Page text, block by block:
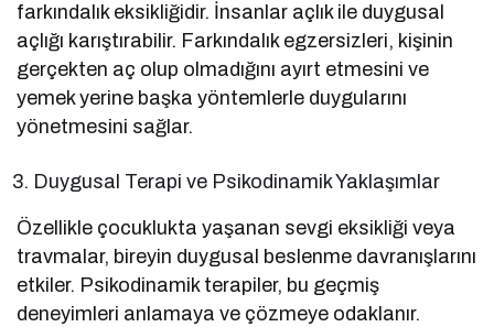
farkındalık eksikliğidir. İnsanlar açlık ile duygusal
açlığı karıştırabilir. Farkındalık egzersizleri, kişinin
gerçekten aç olup olmadığını ayırt etmesini ve
yemek yerine başka yöntemlerle duygularını
yönetmesini sağlar.
Duygusal Terapi ve Psikodinamik Yaklaşımlar
Özellikle çocuklukta yaşanan sevgi eksikliği veya
travmalar, bireyin duygusal beslenme davranışlarını
etkiler. Psikodinamik terapiler, bu geçmiş
deneyimleri anlamaya ve çözmeye odaklanır.